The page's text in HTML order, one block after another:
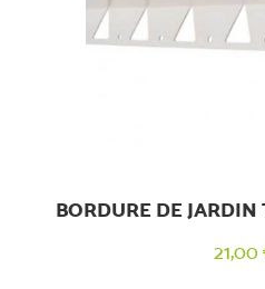
BORDURE DE
21,00